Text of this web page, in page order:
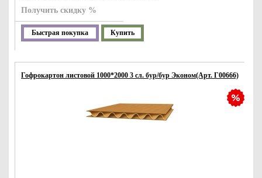
Получить скидку %
Быстрая покупка Купить
Гофрокартон листовой 1000*2000 3 сл. бур/бур Эконом(Арт. Г00666)